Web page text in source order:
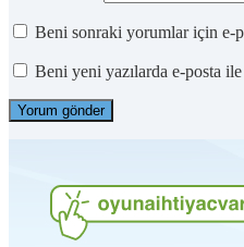
Beni sonraki yorumlar için e-
Beni yeni yazılarda e-posta